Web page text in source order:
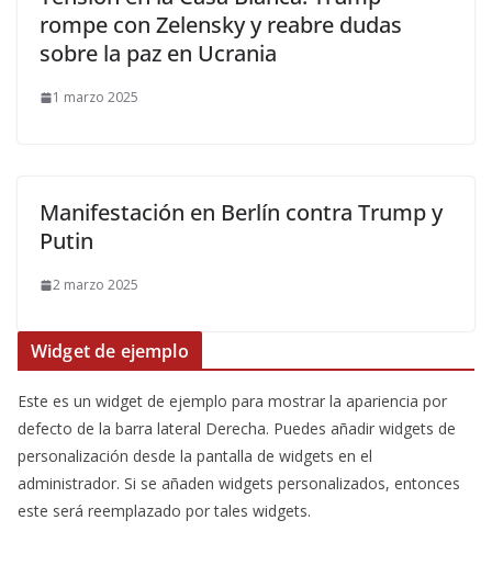
rompe con Zelensky y reabre dudas
sobre la paz en Ucrania
1 marzo 2025
Manifestación en Berlín contra Trump y
Putin
2 marzo 2025
Widget de ejemplo
Este es un widget de ejemplo para mostrar la apariencia por
defecto de la barra lateral Derecha. Puedes añadir widgets de
personalización desde la pantalla de widgets en el
administrador. Si se añaden widgets personalizados, entonces
este será reemplazado por tales widgets.